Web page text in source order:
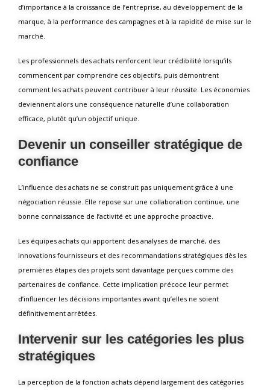
d’importance à la croissance de l’entreprise, au développement de la
marque, à la performance des campagnes et à la rapidité de mise sur le
marché.
Les professionnels des achats renforcent leur crédibilité lorsqu’ils
commencent par comprendre ces objectifs, puis démontrent
comment les achats peuvent contribuer à leur réussite. Les économies
deviennent alors une conséquence naturelle d’une collaboration
efficace, plutôt qu’un objectif unique.
Devenir un conseiller stratégique de
confiance
L’influence des achats ne se construit pas uniquement grâce à une
négociation réussie. Elle repose sur une collaboration continue, une
bonne connaissance de l’activité et une approche proactive.
Les équipes achats qui apportent des analyses de marché, des
innovations fournisseurs et des recommandations stratégiques dès les
premières étapes des projets sont davantage perçues comme des
partenaires de confiance. Cette implication précoce leur permet
d’influencer les décisions importantes avant qu’elles ne soient
définitivement arrêtées.
Intervenir sur les catégories les plus
stratégiques
La perception de la fonction achats dépend largement des catégories